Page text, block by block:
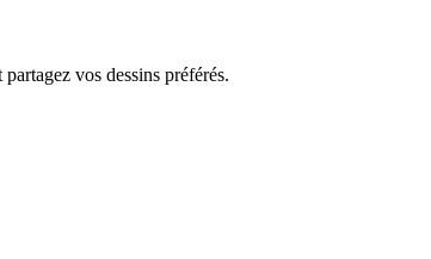
vos dessins préférés.